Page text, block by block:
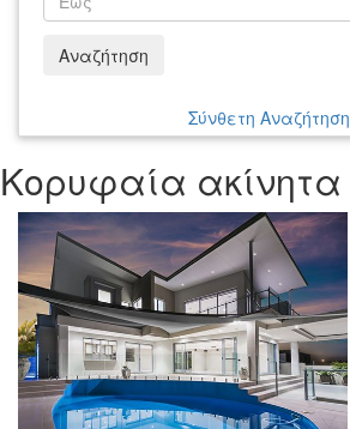
Αναζήτηση
Σύνθετη Αναζήτηση
Κορυφαία ακίνητα